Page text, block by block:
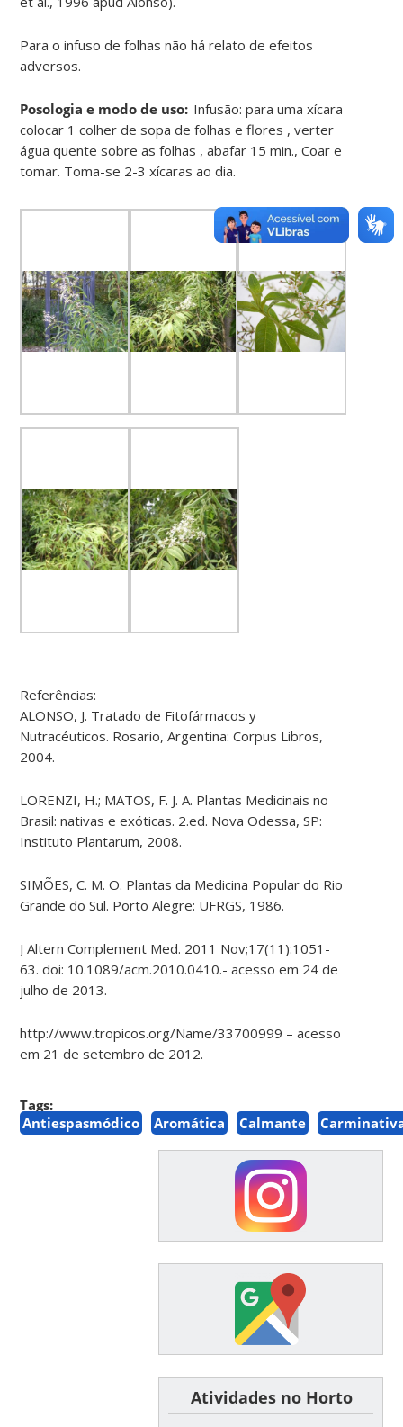
Para o infuso de folhas não há relato de efeitos
adversos.
Posologia e modo de uso: Infusão: para uma xícara
colocar 1 colher de sopa de folhas e flores , verter
água quente sobre as folhas , abafar 15 min., Coar e
tomar. Toma-se 2-3 xícaras ao dia.
Referências:
ALONSO, J. Tratado de Fitofármacos y
Nutracéuticos. Rosario, Argentina: Corpus Libros,
2004.
LORENZI, H.; MATOS, F. J. A. Plantas Medicinais no
Brasil: nativas e exóticas. 2.ed. Nova Odessa, SP:
Instituto Plantarum, 2008.
SIMÕES, C. M. O. Plantas da Medicina Popular do Rio
Grande do Sul. Porto Alegre: UFRGS, 1986.
J Altern Complement Med. 2011 Nov;17(11):1051-
63. doi: 10.1089/acm.2010.0410.- acesso em 24 de
julho de 2013.
http://www.tropicos.org/Name/33700999 – acesso
em 21 de setembro de 2012.
Tags:
Antiespasmódico
Aromática Calmante
͏ ͏ ͏ ͏ ͏ ͏Atividades no Horto